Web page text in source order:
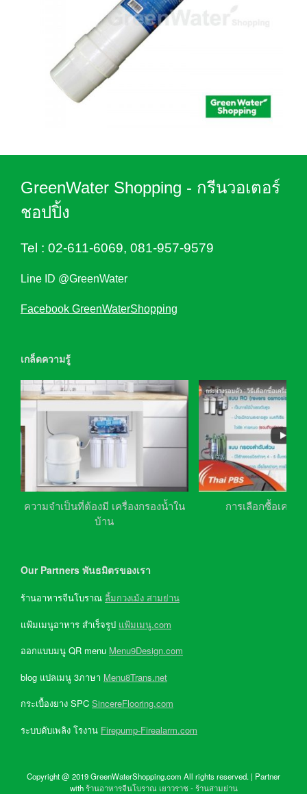
GreenWater Shopping - กรีนวอเตอร์
ชอปปิ้ง
Tel : 02-611-6069, 081-957-9579
Line ID @GreenWater
Facebook GreenWaterShopping
เกล็ดความรู้
ความจำเป็นที่ต้องมี เครื่องกรองน้ำใน
บ้าน
การเลือกซื้อเครื่อ
Our Partners พันธมิตรของเรา
ร้านอาหารจีนโบราณ ลิ้มกวงเม้ง สามย่าน
แฟ้มเมนูอาหาร สำเร็จรูป แฟ้มเมนู.com
ออกแบบมนู QR menu Menu9Design.com
blog แปลเมนู 3ภาษา Menu8Trans.net
กระเบื้องยาง SPC SincereFlooring.com
ระบบดับเพลิง โรงาน Firepump-Firealarm.com
Copyright @ 2019 GreenWaterShopping.com All rights reserved. | Partner
withร้านอาหารจีนโบราณ เยาวราช-ร้านสามย่าน